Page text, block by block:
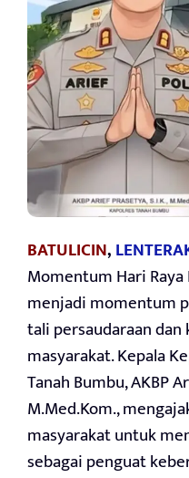
BATULICIN,
Momentum Hari Raya
menjadi momentum
tali persaudaraan
masyarakat. Kepala
Tanah Bumbu, AKBP
M.Med.Kom.,
masyarakat untuk
sebagai penguat